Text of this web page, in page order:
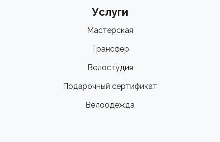
Услуги
Мастерская
Трансфер
Велостудия
Подарочный сертификат
Велоодежда